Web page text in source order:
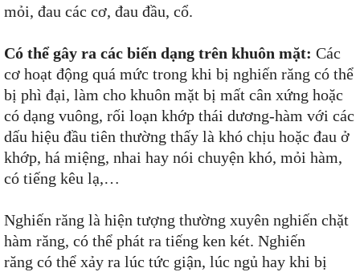
mỏi, đau các cơ, đau đầu, cổ.
Có thể gây ra các biến dạng trên khuôn mặt: Các
cơ hoạt động quá mức trong khi bị nghiến răng có thể
bị phì đại, làm cho khuôn mặt bị mất cân xứng hoặc
có dạng vuông, rối loạn khớp thái dương-hàm với các
dấu hiệu đầu tiên thường thấy là khó chịu hoặc đau ở
khớp, há miệng, nhai hay nói chuyện khó, mỏi hàm,
có tiếng kêu lạ,…
Nghiến răng là hiện tượng thường xuyên nghiến chặt
hàm răng, có thể phát ra tiếng ken két. Nghiến
răng có thể xảy ra lúc tức giận, lúc ngủ hay khi bị